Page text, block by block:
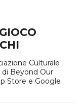
Culturale
di Beyond Our
Store e Google